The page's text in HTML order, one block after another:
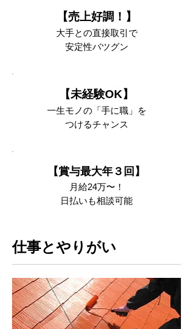
【売上好調！】
⼤⼿との直接取引で
安定性バツグン
【未経験OK】
⼀⽣モノの「⼿に職」を
つけるチャンス
【賞与最⼤年３回】
⽉給24万〜！
⽇払いも相談可能
仕事とやりがい